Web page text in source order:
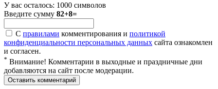
У вас осталось: 1000 символов
Введите сумму 82+8=
С правилами комментирования и политикой
конфиденциальности персональных данных сайта ознакомлен
и согласен.
* Внимание! Комментарии в выходные и праздничные дни
добавляются на сайт после модерации.